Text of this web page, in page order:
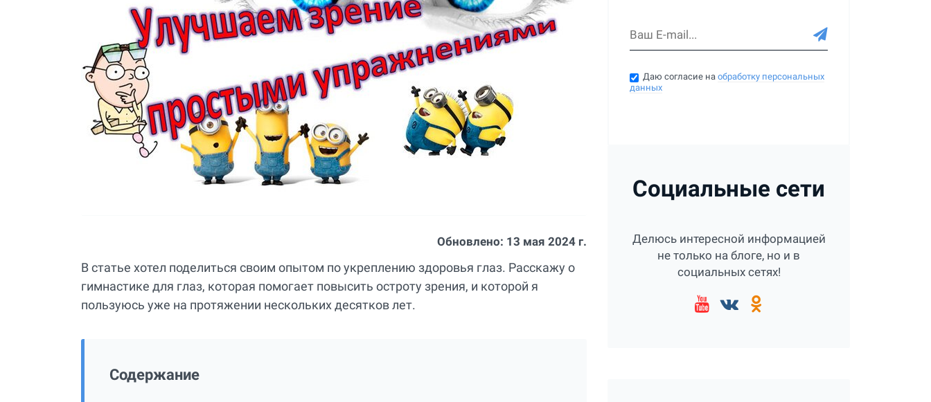
Обновлено: 13 мая 2024 г.
В статье хотел поделиться своим опытом по укреплению здоровья глаз. Расскажу о
гимнастике для глаз, которая помогает повысить остроту зрения, и которой я
пользуюсь уже на протяжении нескольких десятков лет.
Содержание
Даю согласие наобработку персональных
данных
Социальные сети
Делюсь интересной информацией
не только на блоге, но и в
социальных сетях!